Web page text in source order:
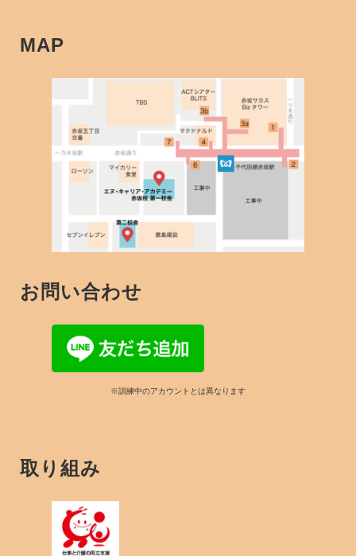
MAP
お問い合わせ
※訓練中のアカウントとは異なります
取り組み